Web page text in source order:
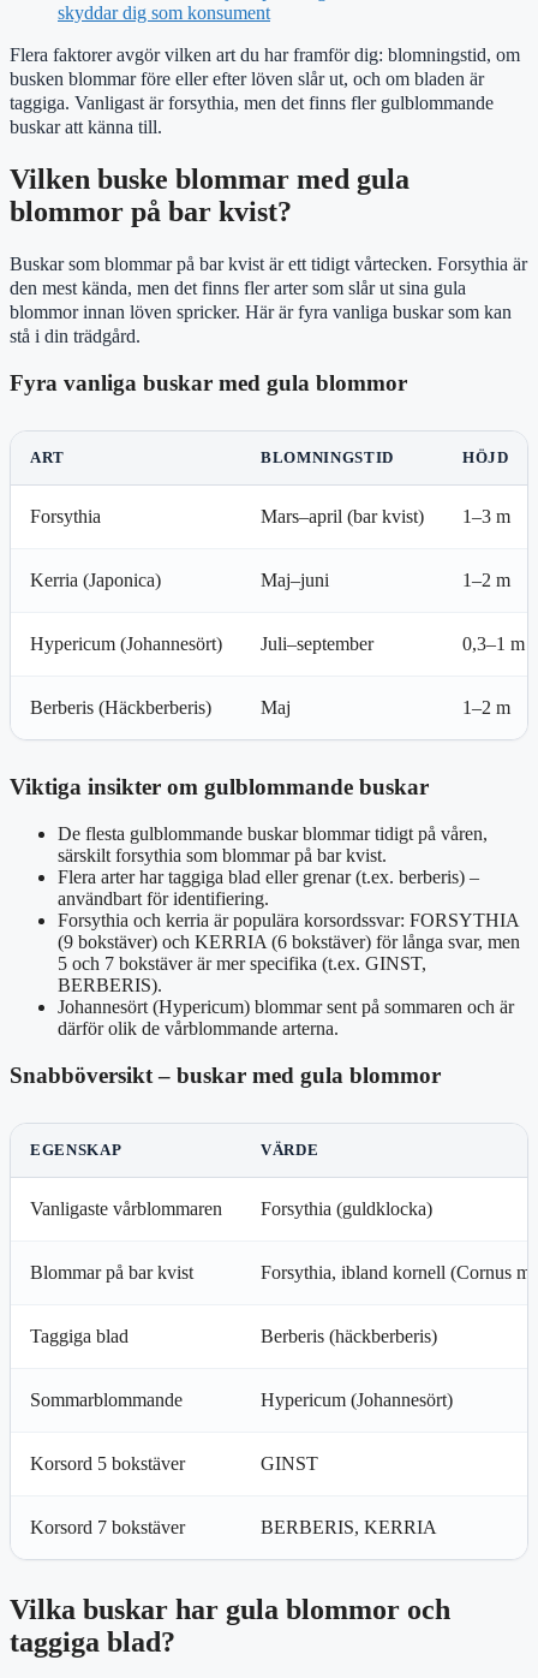
skyddar dig som konsument
Flera faktorer avgör vilken art du har framför dig: blomningstid, om
busken blommar före eller efter löven slår ut, och om bladen är
taggiga. Vanligast är forsythia, men det finns fler gulblommande
buskar att känna till.
Vilken buske blommar med gula
blommor på bar kvist?
Buskar som blommar på bar kvist är ett tidigt vårtecken. Forsythia är
den mest kända, men det finns fler arter som slår ut sina gula
blommor innan löven spricker. Här är fyra vanliga buskar som kan
stå i din trädgård.
Fyra vanliga buskar med gula blommor
ART BLOMNINGSTID HÖJD
Forsythia Mars–april (bar kvist) 1–3 m
Kerria (Japonica) Maj–juni 1–2 m
Hypericum (Johannesört) Juli–september 0,3–1 m
Berberis (Häckberberis) Maj 1–2 m
Viktiga insikter om gulblommande buskar
De flesta gulblommande buskar blommar tidigt på våren,
särskilt forsythia som blommar på bar kvist.
Flera arter har taggiga blad eller grenar (t.ex. berberis) –
användbart för identifiering.
Forsythia och kerria är populära korsordssvar: FORSYTHIA
(9 bokstäver) och KERRIA (6 bokstäver) för långa svar, men
5 och 7 bokstäver är mer specifika (t.ex. GINST,
BERBERIS).
Johannesört (Hypericum) blommar sent på sommaren och är
därför olik de vårblommande arterna.
Snabböversikt – buskar med gula blommor
EGENSKAP VÄRDE
Vanligaste vårblommaren Forsythia (guldklocka)
Blommar på bar kvist Forsythia, ibland kornell (Cornus
Taggiga blad Berberis (häckberberis)
Sommarblommande Hypericum (Johannesört)
Korsord 5 bokstäver GINST
Korsord 7 bokstäver BERBERIS, KERRIA
Vilka buskar har gula blommor och
taggiga blad?